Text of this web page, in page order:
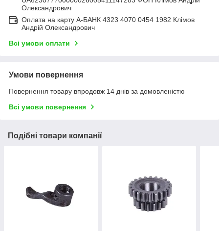
Олександрович
Оплата на карту А-БАНК 4323 4070 0454 1982 Клімов
Андрій Олександрович
Всі умови оплати
Умови повернення
Повернення товару впродовж 14 днів за домовленістю
Всі умови повернення
Подібні товари компанії